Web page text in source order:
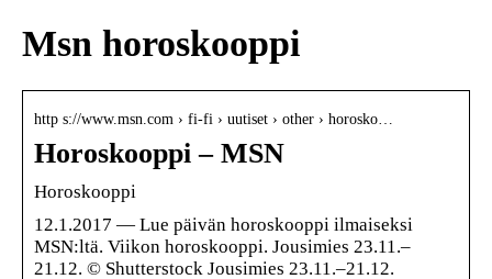
Msn horoskooppi
http s://www.msn.com › fi-fi › uutiset › other › horosko…
Horoskooppi – MSN
Horoskooppi
12.1.2017 — Lue päivän horoskooppi ilmaiseksi
MSN:ltä. Viikon horoskooppi. Jousimies 23.11.–
21.12. © Shutterstock Jousimies 23.11.–21.12.